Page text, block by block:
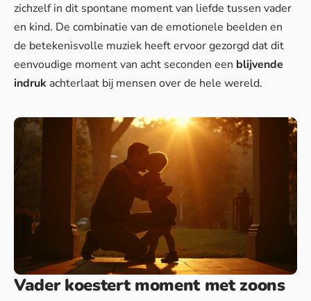
zichzelf in dit spontane moment van liefde tussen vader
en kind. De combinatie van de emotionele beelden en
de betekenisvolle muziek heeft ervoor gezorgd dat dit
eenvoudige moment van acht seconden een blijvende
indruk achterlaat bij mensen over de hele wereld.
Vader koestert moment met zoons